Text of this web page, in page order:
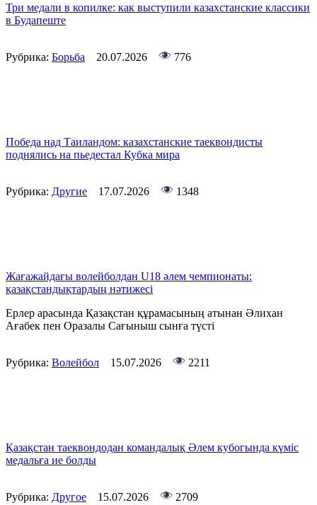
Три медали в копилке: как выступили казахстанские классики
в Будапеште
Рубрика: Борьба 20.07.2026 776
Победа над Таиландом: казахстанские таеквондисты
поднялись на пьедестал Кубка мира
Рубрика: Другие 17.07.2026 1348
Жағажайдағы волейболдан U18 әлем чемпионаты:
қазақстандықтардың нәтижесі
Ерлер арасында Қазақстан құрамасының атынан Әлихан
Ағабек пен Оразалы Сағыныш сынға түсті
Рубрика: Волейбол 15.07.2026 2211
Қазақстан таеквондодан командалық Әлем кубогында күміс
медальға ие болды
Рубрика: Другое 15.07.2026 2709